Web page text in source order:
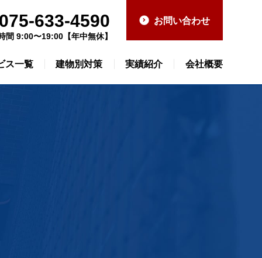
ス一覧 建物別対策 実績紹介 会社概要
633-4590
間 9:00〜19:00【年中無休】
お問い合わせ